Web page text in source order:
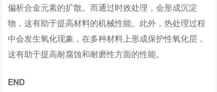
偏析合金元素的扩散。而通过时效处理，会形成沉淀
物，这有助于提高材料的机械性能。此外，热处理过程
中会发生氧化现象，在多种材料上形成保护性氧化层，
这有助于提高耐腐蚀和耐磨性方面的性能。
END